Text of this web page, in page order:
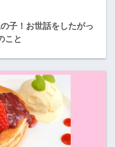
子！お世話をしたがっ
こと